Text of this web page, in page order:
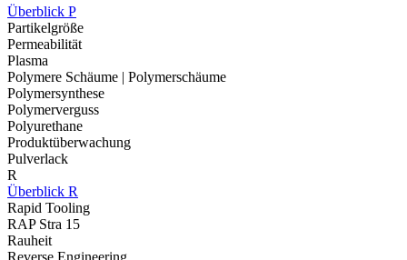
Überblick P
Partikelgröße
Permeabilität
Plasma
Polymere Schäume | Polymerschäume
Polymersynthese
Polymerverguss
Polyurethane
Produktüberwachung
Pulverlack
R
Überblick R
Rapid Tooling
RAP Stra 15
Rauheit
Reverse Engineering